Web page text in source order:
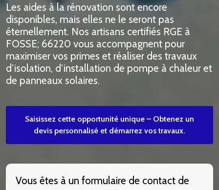
Les aides à la rénovation sont encore
disponibles, mais elles ne le seront pas
éternellement. Nos artisans certifiés RGE à
FOSSE; 66220 vous accompagnent pour
maximiser vos primes et réaliser des travaux
d’isolation, d’installation de pompe à chaleur et
de panneaux solaires.
Saisissez cette opportunité unique – Obtenez un
devis personnalisé et démarrez vos travaux.
Vous êtes à un formulaire de contact de